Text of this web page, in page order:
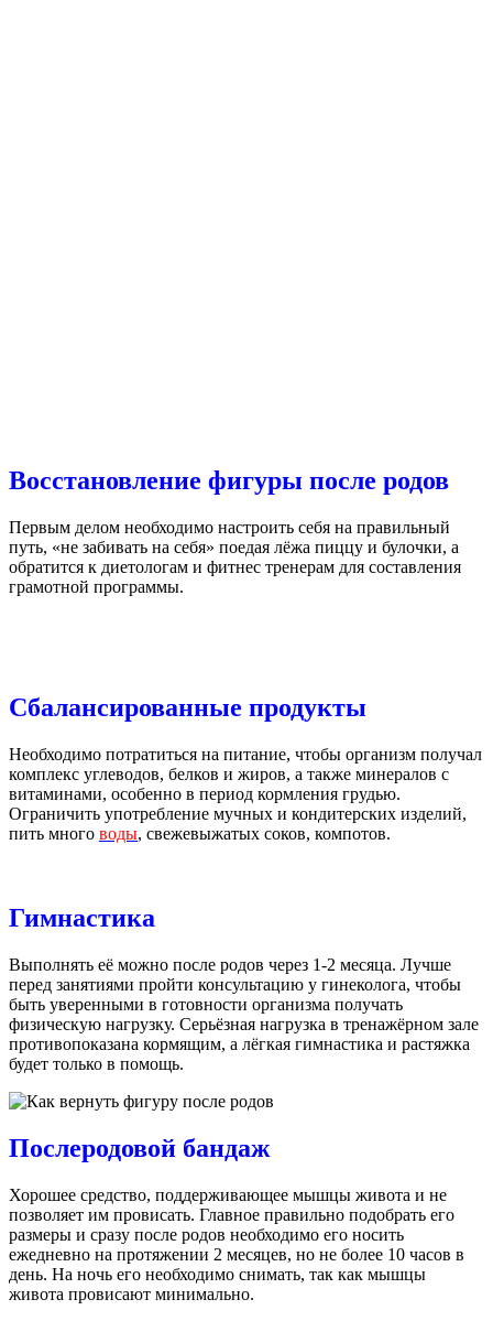
Восстановление фигуры после родов
Первым делом необходимо настроить себя на правильный
путь, «не забивать на себя» поедая лёжа пиццу и булочки, а
обратится к диетологам и фитнес тренерам для составления
грамотной программы.
Сбалансированные продукты
Необходимо потратиться на питание, чтобы организм получал
комплекс углеводов, белков и жиров, а также минералов с
витаминами, особенно в период кормления грудью.
Ограничить употребление мучных и кондитерских изделий,
пить много воды, свежевыжатых соков, компотов.
Гимнастика
Выполнять её можно после родов через 1-2 месяца. Лучше
перед занятиями пройти консультацию у гинеколога, чтобы
быть уверенными в готовности организма получать
физическую нагрузку. Серьёзная нагрузка в тренажёрном зале
противопоказана кормящим, а лёгкая гимнастика и растяжка
будет только в помощь.
Послеродовой бандаж
Хорошее средство, поддерживающее мышцы живота и не
позволяет им провисать. Главное правильно подобрать его
размеры и сразу после родов необходимо его носить
ежедневно на протяжении 2 месяцев, но не более 10 часов в
день. На ночь его необходимо снимать, так как мышцы
живота провисают минимально.